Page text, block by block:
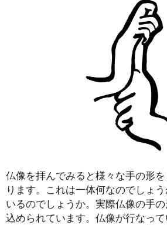
仏像を拝んでみると様々な手の形
ります。これは一体何なのでしょ
いるのでしょうか。実際仏像の手
込められています。仏像が行なっ